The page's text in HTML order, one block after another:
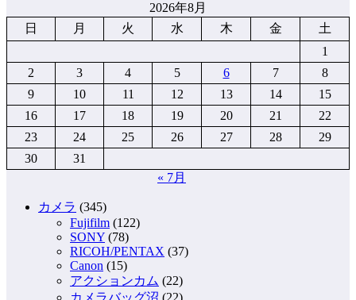
2026年8月
日
月 火 水 木 金
土
1
2
3 4 5 6 7
8
9
10 11 12 13 14
15
16
17 18 19 20 21
22
23
24 25 26 27 28
29
30
31
« 7月
カメラ (345)
Fujifilm (122)
SONY (78)
RICOH/PENTAX (37)
Canon (15)
アクションカム (22)